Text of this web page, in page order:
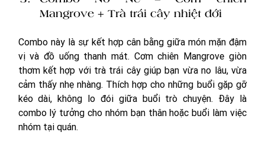
Mangrove + Trà trái cây nhiệt đới
Combo này là sự kết hợp cân bằng giữa món mặn đậm
vị và đồ uống thanh mát. Cơm chiên Mangrove giòn
thơm kết hợp với trà trái cây giúp bạn vừa no lâu, vừa
cảm thấy nhẹ nhàng. Thích hợp cho những buổi gặp gỡ
kéo dài, không lo đói giữa buổi trò chuyện. Đây là
combo lý tưởng cho nhóm bạn thân hoặc buổi làm việc
nhóm tại quán.